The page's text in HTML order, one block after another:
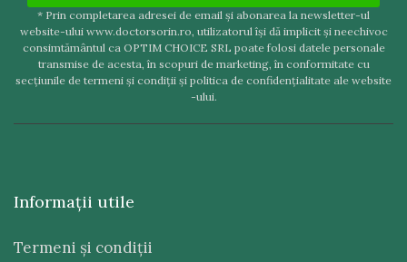
* Prin completarea adresei de email şi abonarea la newsletter-ul
website-ului www.doctorsorin.ro, utilizatorul îşi dă implicit şi neechivoc
consimtământul ca OPTIM CHOICE SRL poate folosi datele personale
transmise de acesta, în scopuri de marketing, în conformitate cu
secţiunile de termeni şi condiţii şi politica de confidenţialitate ale website
-ului.
Informaţii utile
Termeni şi condiţii